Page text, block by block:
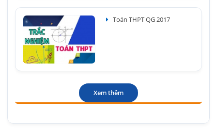
Toán THPT QG 2017
Xem thêm